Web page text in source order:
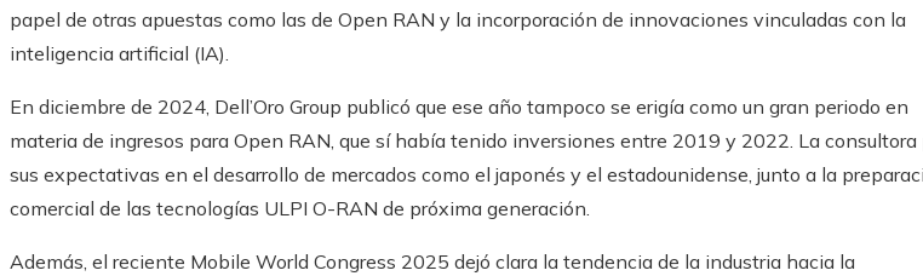
papel de otras apuestas como las de Open RAN y la incorporación de innovaciones vinculadas con la
inteligencia artificial (IA).​
En diciembre de 2024, Dell’Oro Group publicó que ese año tampoco se erigía como un gran periodo en
materia de ingresos para Open RAN, que sí había tenido inversiones entre 2019 y 2022. La consultora
sus expectativas en el desarrollo de mercados como el japonés y el estadounidense, junto a la
comercial de las tecnologías ULPI O-RAN de próxima generación. ​
Además, el reciente Mobile World Congress 2025 dejó clara la tendencia de la industria hacia la